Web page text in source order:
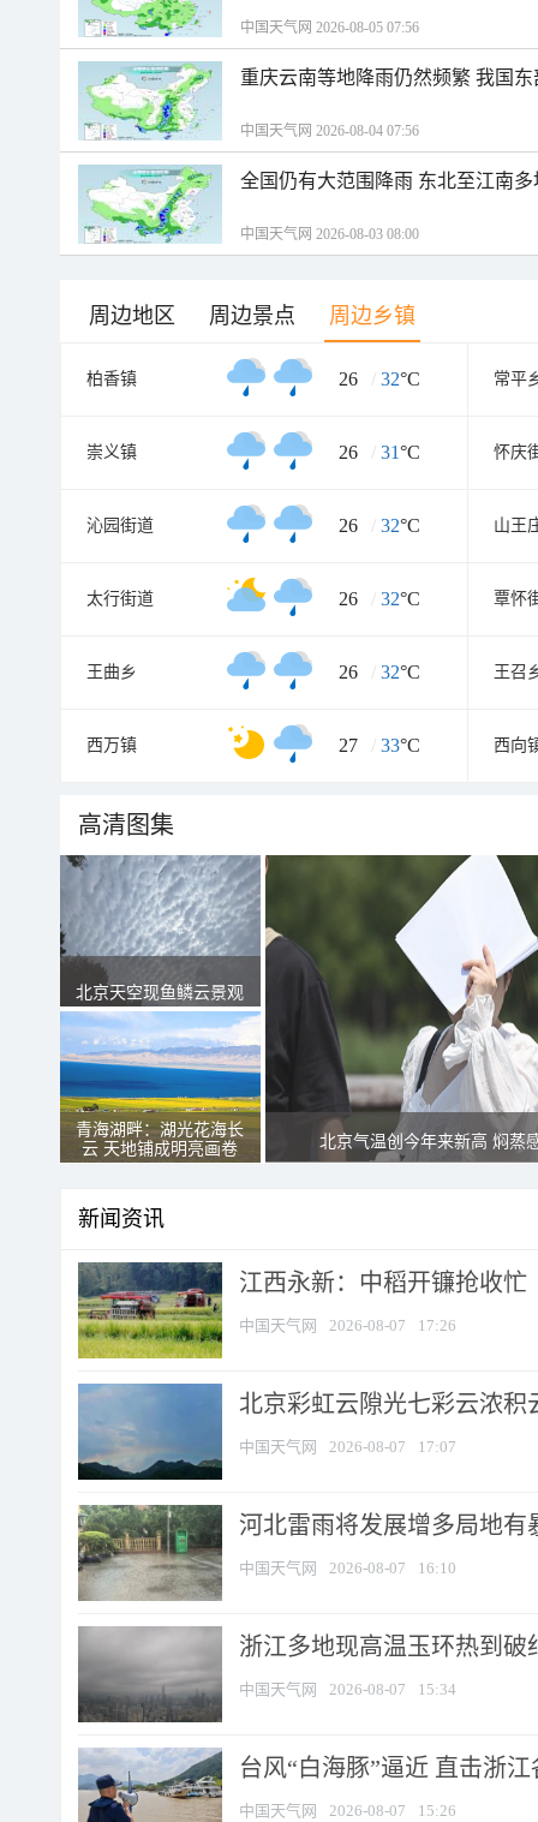
中国天气网 2026-08-05 07:56
重庆云南等地降雨仍然频繁 我国
中国天气网 2026-08-04 07:56
全国仍有大范围降雨 东北至江南
中国天气网 2026-08-03 08:00
周边地区 周边景点 周边乡镇
柏香镇 26 / 32°C 常平
崇义镇 26 / 31°C 怀庆
沁园街道 26 / 32°C 山王
太行街道 26 / 32°C 覃怀
王曲乡 26 / 32°C 王召
西万镇 27 / 33°C 西向
高清图集
北京天空现鱼鳞云景观
青海湖畔：湖光花海长
云 天地铺成明亮画卷
北京气温创今年来新高 焖蒸
新闻资讯
江西永新：中稻开镰抢收忙
中国天气网 2026-08-07 17:26
北京彩虹云隙光七彩云浓积
中国天气网 2026-08-07 17:07
河北雷雨将发展增多局地有
中国天气网 2026-08-07 16:10
浙江多地现高温玉环热到破
中国天气网 2026-08-07 15:34
台风“白海豚”逼近 直击浙
中国天气网 2026-08-07 15:26